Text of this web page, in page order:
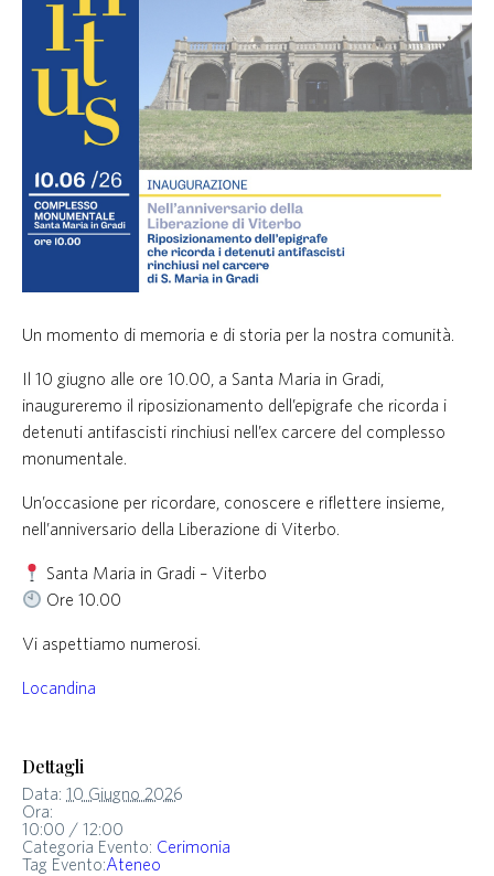
Un momento di memoria e di storia per la nostra comunità.
Il 10 giugno alle ore 10.00, a Santa Maria in Gradi,
inaugureremo il riposizionamento dell’epigrafe che ricorda i
detenuti antifascisti rinchiusi nell’ex carcere del complesso
monumentale.
Un’occasione per ricordare, conoscere e riflettere insieme,
nell’anniversario della Liberazione di Viterbo.
Santa Maria in Gradi – Viterbo
Ore 10.00
Vi aspettiamo numerosi.
Locandina
Dettagli
Data: 10 Giugno 2026
Ora:
10:00 / 12:00
Categoria Evento: Cerimonia
Tag Evento:Ateneo